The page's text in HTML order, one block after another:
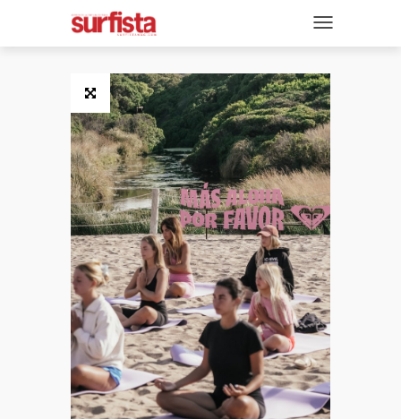
NAVEGACIÓN
REVISTA DIGITAL
SECCIONES
ENTREVISTAS